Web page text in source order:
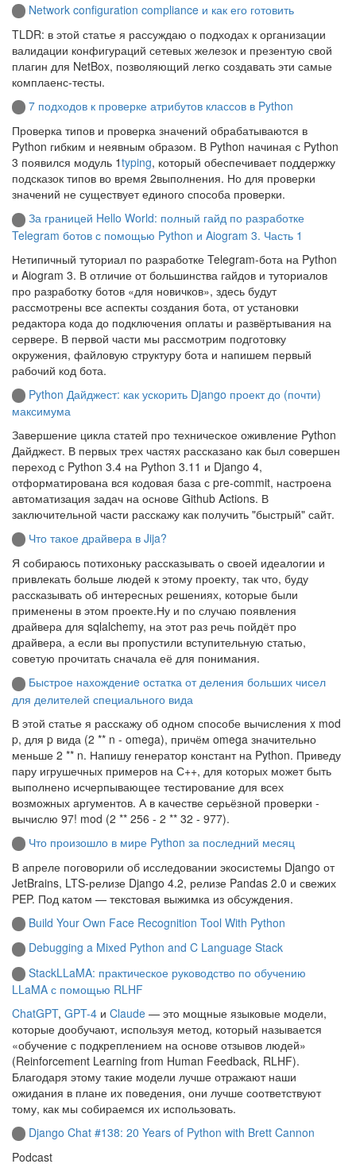
Network configuration compliance и как его готовить
TLDR: в этой статье я рассуждаю о подходах к организации
валидации конфигураций сетевых железок и презентую свой
плагин для NetBox, позволяющий легко создавать эти самые
комплаенс‑тесты.
7 подходов к проверке атрибутов классов в Python
Проверка типов и проверка значений обрабатываются в
Python гибким и неявным образом. В Python начиная с Python
3 появился модуль 1typing, который обеспечивает поддержку
подсказок типов во время 2выполнения. Но для проверки
значений не существует единого способа проверки.
За границей Hello World: полный гайд по разработке
Telegram ботов с помощью Python и Aiogram 3. Часть 1
Нетипичный туториал по разработке Telegram-бота на Python
и Aiogram 3. В отличие от большинства гайдов и туториалов
про разработку ботов «для новичков», здесь будут
рассмотрены все аспекты создания бота, от установки
редактора кода до подключения оплаты и развёртывания на
сервере. В первой части мы рассмотрим подготовку
окружения, файловую структуру бота и напишем первый
рабочий код бота.
Python Дайджест: как ускорить Django проект до (почти)
максимума
Завершение цикла статей про техническое оживление Python
Дайджест. В первых трех частях рассказано как был совершен
переход с Python 3.4 на Python 3.11 и Django 4,
отформатирована вся кодовая база с pre-commit, настроена
автоматизация задач на основе Github Actions. В
заключительной части расскажу как получить "быстрый" сайт.
Что такое драйвера в Jija?
Я собираюсь потихоньку рассказывать о своей идеалогии и
привлекать больше людей к этому проекту, так что, буду
рассказывать об интересных решениях, которые были
применены в этом проекте.Ну и по случаю появления
драйвера для sqlalchemy, на этот раз речь пойдёт про
драйвера, а если вы пропустили вступительную статью,
советую прочитать сначала её для понимания.
Быстрое нахождениe остатка от деления больших чисел
для делителей специального вида
В этой статье я расскажу об одном способе вычисления x mod
p, для p вида (2 ** n - omega), причём omega значительно
меньше 2 ** n. Напишу генератор констант на Python. Приведу
пару игрушечных примеров на С++, для которых может быть
выполнено исчерпывающее тестирование для всех
возможных аргументов. А в качестве серьёзной проверки -
вычислю 97! mod (2 ** 256 - 2 ** 32 - 977).
Что произошло в мире Python за последний месяц
В апреле поговорили об исследовании экосистемы Django от
JetBrains, LTS-релизе Django 4.2, релизе Pandas 2.0 и свежих
PEP. Под катом — текстовая выжимка из обсуждения.
Build Your Own Face Recognition Tool With Python
Debugging a Mixed Python and C Language Stack
StackLLaMA: практическое руководство по обучению
LLaMA с помощью RLHF
ChatGPT, GPT-4 и Claude — это мощные языковые модели,
которые дообучают, используя метод, который называется
«обучение с подкреплением на основе отзывов людей»
(Reinforcement Learning from Human Feedback, RLHF).
Благодаря этому такие модели лучше отражают наши
ожидания в плане их поведения, они лучше соответствуют
тому, как мы собираемся их использовать.
Django Chat #138: 20 Years of Python with Brett Cannon
Podcast